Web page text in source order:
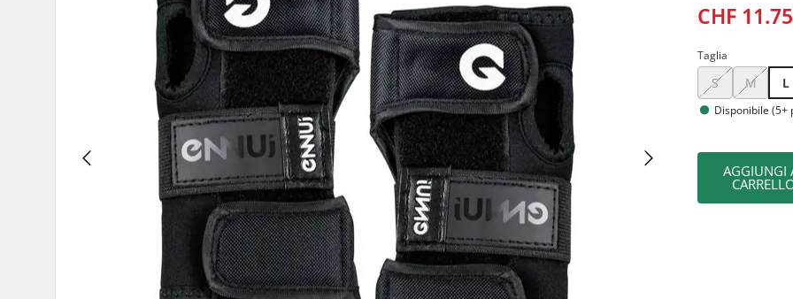
CHF 11.75
Taglia
S M L
Disponibile (5+
AGGIUNGI